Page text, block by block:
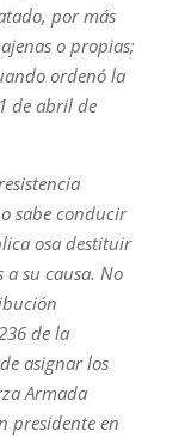
por más
o propias;
ordenó la
de abril de
sabe conducir
osa destituir
a su causa. No
de la
asignar los
Armada
presidente en